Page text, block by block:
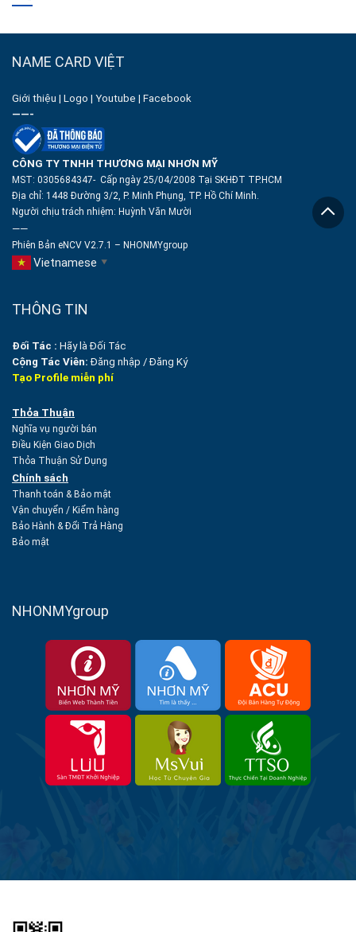
NAME CARD VIỆT
Giới thiệu | Logo | Youtube | Facebook
——-
CÔNG TY TNHH THƯƠNG MẠI NHƠN MỸ
MST: 0305684347- Cấp ngày 25/04/2008 Tại SKHĐT TP.HCM
Địa chỉ: 1448 Đường 3/2, P. Minh Phụng, TP. Hồ Chí Minh.
Người chịu trách nhiệm: Huỳnh Văn Mười
——
Phiên Bản eNCV V2.7.1 – NHONMYgroup
Vietnamese ▼
THÔNG TIN
Đối Tác : Hãy là Đối Tác
Cộng Tác Viên: Đăng nhập /Đăng Ký
Tạo Profile miễn phí
Thỏa Thuận
Nghĩa vụ người bán
Điều Kiện Giao Dịch
Thỏa Thuận Sử Dụng
Chính sách
Thanh toán & Bảo mật
Vận chuyển / Kiểm hàng
Bảo Hành & Đổi Trả Hàng
Bảo mật
NHONMYgroup